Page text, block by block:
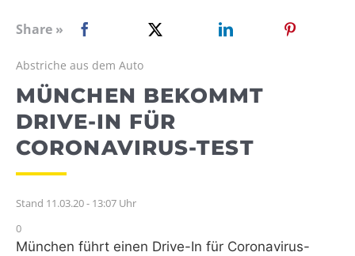
WEBRADIO
Share »
Abstriche aus dem Auto
MÜNCHEN BEKOMMT
DRIVE-IN FÜR
CORONAVIRUS-TEST
Stand 11.03.20 - 13:07 Uhr
0
München führt einen Drive-In für Coronavirus-